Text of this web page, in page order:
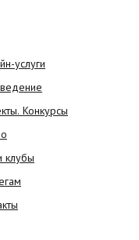
услуги
Конкурсы
клубы